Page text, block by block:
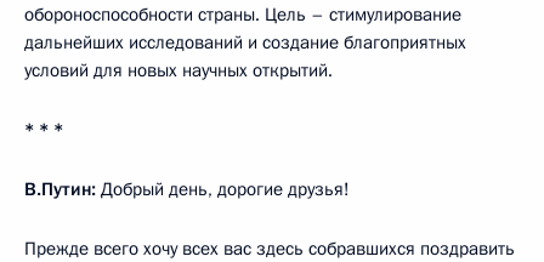
обороноспособности страны. Цель – стимулирование
дальнейших исследований и создание благоприятных
условий для новых научных открытий.
* * *
В.Путин: Добрый день, дорогие друзья!
Прежде всего хочу всех вас здесь собравшихся поздравить